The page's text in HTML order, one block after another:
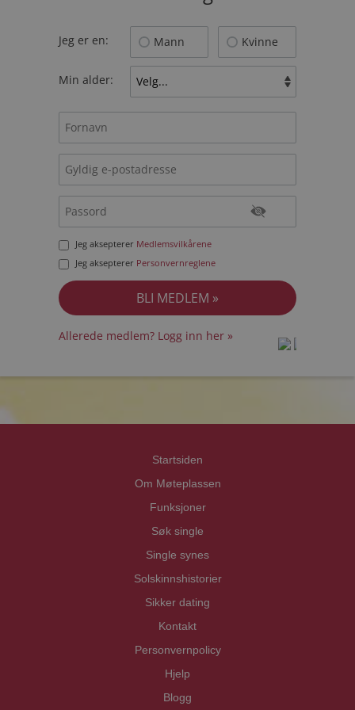
Jeg er en: Mann Kvinne
Min alder:
Jeg aksepterer Medlemsvilkårene
Jeg aksepterer Personvernreglene
Allerede medlem? Logg inn her »
Startsiden
Om Møteplassen
Funksjoner
Søk single
Single synes
Solskinnshistorier
Sikker dating
Kontakt
Personvernpolicy
Hjelp
Blogg